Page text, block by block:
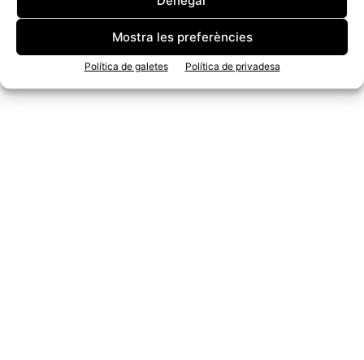
Mostra les preferències
Política de galetes Política de privadesa